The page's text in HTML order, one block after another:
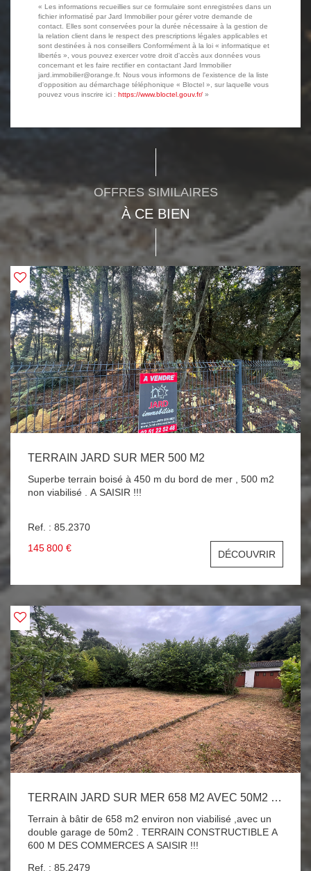
« Les informations recueillies sur ce formulaire sont enregistrées dans un
fichier informatisé par Jard Immobilier pour gérer votre demande de
contact. Elles sont conservées pour la durée nécessaire à la gestion de
la relation client dans le respect des prescriptions légales applicables et
sont destinées à nos conseillers Conformément à la loi « informatique et
libertés », vous pouvez exercer votre droit d'accès aux données vous
concernant et les faire rectifier en contactant Jard Immobilier
jard.immobilier@orange.fr. Nous vous informons de l'existence de la liste
d'opposition au démarchage téléphonique « Bloctel », sur laquelle vous
pouvez vous inscrire ici : https://www.bloctel.gouv.fr/ »
OFFRES SIMILAIRES
À CE BIEN
TERRAIN JARD SUR MER 500 M2
Superbe terrain boisé à 450 m du bord de mer , 500 m2
non viabilisé . A SAISIR !!!
Ref. : 85.2370
145 800 €
DÉCOUVRIR
TERRAIN JARD SUR MER 658 M2 AVEC 50M2 DE GARAGE
Terrain à bâtir de 658 m2 environ non viabilisé ,avec un
double garage de 50m2 . TERRAIN CONSTRUCTIBLE A
600 M DES COMMERCES A SAISIR !!!
Ref. : 85.2479